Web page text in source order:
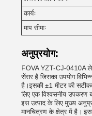
कार्यः
माप सीमाः
अनुप्रयोग:
FOVA YZT-CJ-0410A
सेंसर है जिसका उपयोग
है।इसकी ±1 मीटर की
लिए एक विश्वसनीय उपकरण
इस उत्पाद के लिए मुख्य
मानचित्रण के क्षेत्र में है।